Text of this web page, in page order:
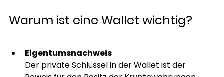
Warum ist eine Wallet wichtig?
Eigentumsnachweis
Der private Schlüssel in der Wallet ist der